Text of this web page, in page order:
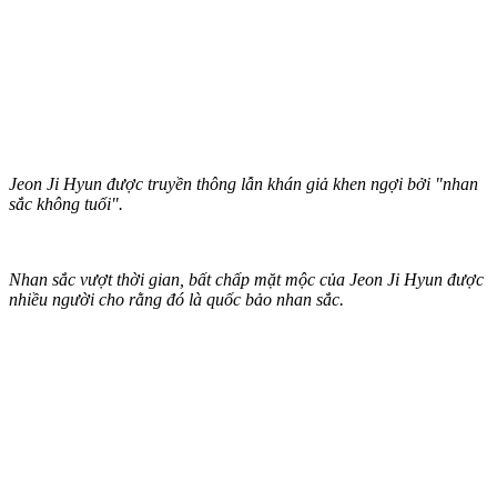
Jeon Ji Hyun được truyền thông lẫn khán giả khen ngợi bởi "nhan
sắc không tuổi".
Nhan sắc vượt thời gian, bất chấp mặt mộc của Jeon Ji Hyun được
nhiều người cho rằng đó là quốc bảo nhan sắc.